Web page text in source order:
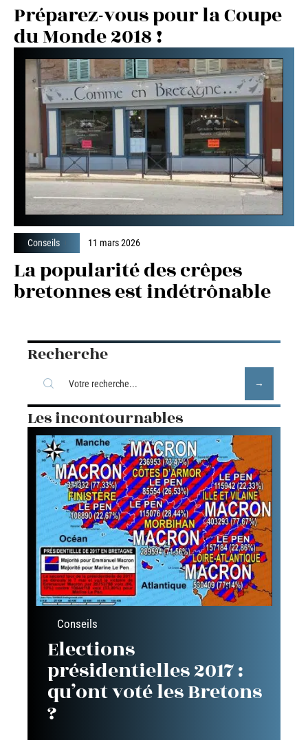
Préparez-vous pour la Coupe
du Monde 2018 !
Conseils 11 mars 2026
La popularité des crêpes
bretonnes est indétrônable
Recherche
Les incontournables
Conseils
Elections
présidentielles 2017 :
qu’ont voté les Bretons
?